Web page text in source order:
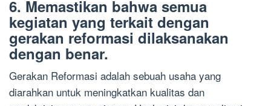
6. Memastikan bahwa semua
kegiatan yang terkait dengan
gerakan reformasi dilaksanakan
dengan benar.
Gerakan Reformasi adalah sebuah usaha yang
diarahkan untuk meningkatkan kualitas dan